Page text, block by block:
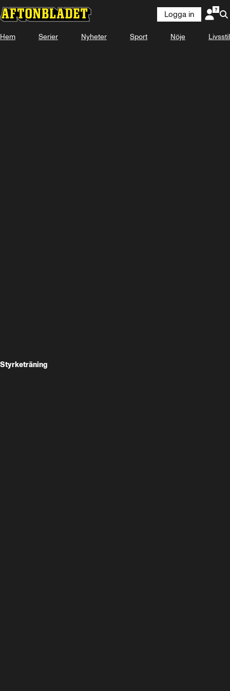
Logga in
Hem Serier Nyheter Sport Nöje Livsstil
Styrketräning